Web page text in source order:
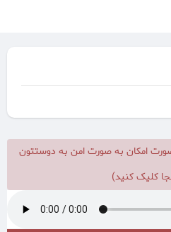
امکان به صورت امن به دوستتون
کلیک کنید)